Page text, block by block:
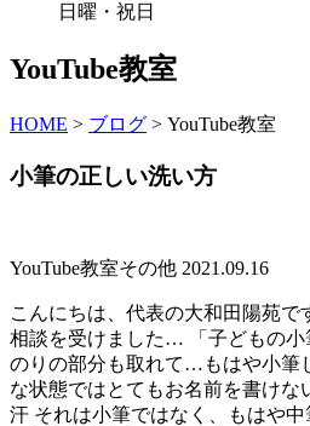
日曜・祝日
YouTube教室
HOME > ブログ > YouTube教室
小筆の正しい洗い方
YouTube教室その他 2021.09.16
こんにちは、代表の大和田陽苑で
相談を受けました… 「子どもの
のりの部分も取れて…もはや小筆
な状態ではとてもお名前を書け
汗 それは小筆ではなく、もはや